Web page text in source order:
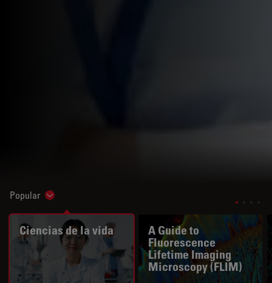
Popular Show subnavigation
Ciencias de la vida
A Guide to
Fluorescence
Lifetime Imaging
Microscopy (FLIM)